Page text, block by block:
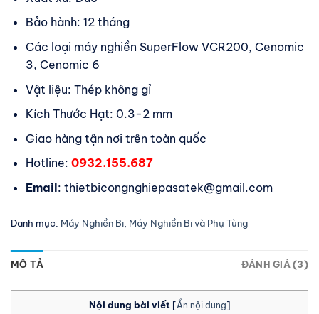
Bảo hành: 12 tháng
Các loại máy nghiền SuperFlow VCR200, Cenomic
3, Cenomic 6
Vật liệu: Thép không gỉ
Kích Thước Hạt: 0.3-2 mm
Giao hàng tận nơi trên toàn quốc
Hotline: 0932.155.687
Email: thietbicongnghiepasatek@gmail.com
Danh mục: Máy Nghiền Bi Máy Nghiền Bi và Phụ Tùng
MÔ TẢ ĐÁNH GIÁ (3)
Nội dung bài viết [Ẩn nội dung]